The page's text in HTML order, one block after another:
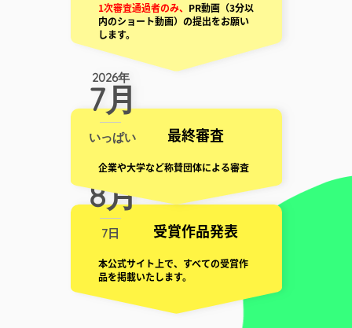
1次審査通過者のみ、 PR動画（3分以
内のショート動画）の提出をお願い
します。
2026年
7月
いっぱい 最終審査
企業や大学など称賛団体による審査
2026年
8月
7日 受賞作品発表
本公式サイト上で、すべての受賞作
品を掲載いたします。